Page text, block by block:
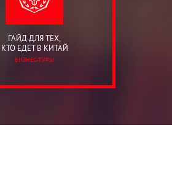
ГАЙД ДЛЯ ТЕХ,
КТО ЕДЕТ В КИТАЙ
БИЗНЕС-ТУРЫ